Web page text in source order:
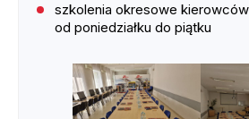
szkolenia okresowe
od poniedziałku do piątku